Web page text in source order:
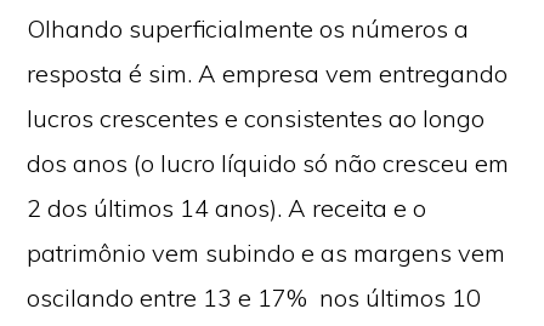
Olhando superficialmente os números a
resposta é sim. A empresa vem entregando
lucros crescentes e consistentes ao longo
dos anos (o lucro líquido só não cresceu em
2 dos últimos 14 anos). A receita e o
patrimônio vem subindo e as margens vem
oscilando entre 13 e 17% nos últimos 10